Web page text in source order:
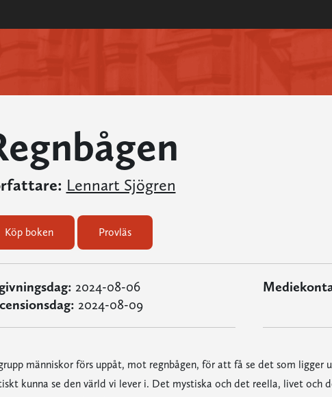
Lennart Sjögren
Köp boken Provläs
2024-08-06
2024-08-09
människor förs uppåt, mot regnbågen, för att få se det som ligger
kunna se den värld vi lever i. Det mystiska och det reella, livet och